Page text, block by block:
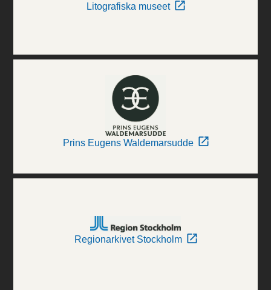
Litografiska museet
Prins Eugens Waldemarsudde
Regionarkivet Stockholm